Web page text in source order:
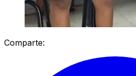
Comparte: